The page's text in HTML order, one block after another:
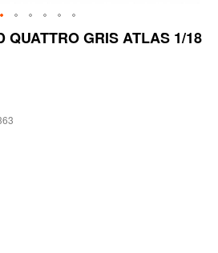
QUATTRO GRIS ATLAS 1/18